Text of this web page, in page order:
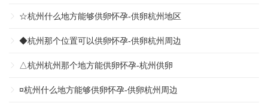
☆杭州什么地方能够供卵怀孕-供卵杭州地区
◆杭州那个位置可以供卵怀孕-供卵杭州周边
△杭州杭州那个地方能供卵怀孕-杭州供卵
¤杭州什么地方能够供卵怀孕-供卵杭州周边